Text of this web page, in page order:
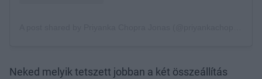
Neked melyik tetszett jobban a két összeállítás